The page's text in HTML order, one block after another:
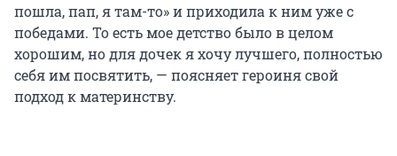
пошла, пап, я там-то» и приходила к ним уже с
победами. То есть мое детство было в целом
хорошим, но для дочек я хочу лучшего, полностью
себя им посвятить, — поясняет героиня свой
подход к материнству.